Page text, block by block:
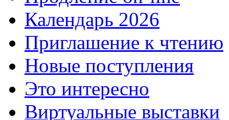
Календарь 2026
Приглашение к чтению
Новые поступления
Это интересно
Виртуальные выставки